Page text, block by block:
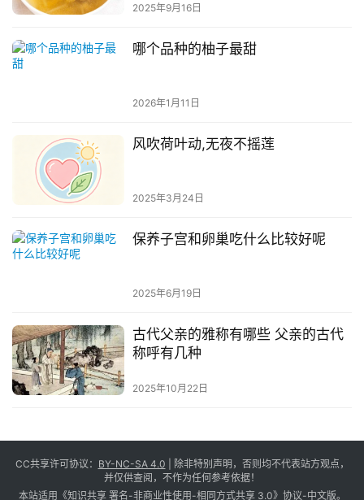
2025年9月16日
哪个品种的柚子最甜
2026年1月11日
风吹荷叶动,无夜不摇莲
2025年3月24日
保养子宫和卵巢吃什么比较好呢
2025年6月19日
古代父亲的雅称有哪些 父亲的古代
称呼有几种
2025年10月22日
CC共享许可协议： BY-NC-SA 4.0 | 除非特别声明，否则均不代表站方观点，
并仅供查阅，不作为任何参考依据！
本站适用《知识共享 署名-非商业性使用-相同方式共享 3.0》协议-中文版。